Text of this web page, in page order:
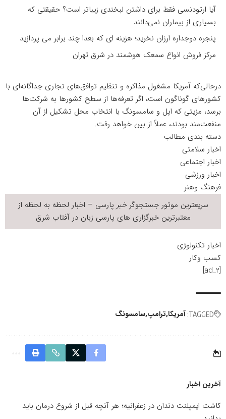
آیا ارتودنسی فقط برای داشتن لبخندی زیباتر است؟ حقیقتی که
بسیاری از بیماران نمی‌دانند
پنجره دوجداره ارزان نخرید؛ هزینه ای که بعدا چند برابر می پردازید
مرکز فروش انواع سمعک هوشمند در شرق تهران
درحالی‌که آمریکا مشغول مذاکره و تنظیم توافق‌های تجاری جداگانه‌ای با
کشورهای گوناگون است، اگر تعرفه‌ها از سطح کشورها به شرکت‌ها
برسد، مزیتی که اپل و سامسونگ با انتخاب محل تشکیل از آن
منفعت‌مند بودند، عملاً از بین خواهد رفت.
دسته بندی مطالب
اخبار سلامتی
اخبار اجتماعی
اخبار ورزشی
فرهنگ وهنر
سریعترین موتور جستجوگرخبر پارسی – اخبار لحظه به لحظه از
معتبرترین خبرگزاری های پارسی زبان درآفتاب شرق
اخبار تکنولوژی
کسب وکار
[ad_2]
TAGGED: آمریکا ترامپ سامسونگ
آخرین اخبار
کاشت ایمپلنت دندان در زعفرانیه؛ هر آنچه قبل از شروع درمان باید